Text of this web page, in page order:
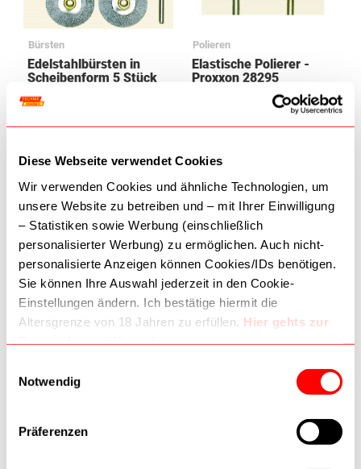
Diese Webseite verwendet Cookies
Wir verwenden Cookies und ähnliche Technologien, um
unsere Website zu betreiben und – mit Ihrer Einwilligung
– Statistiken sowie Werbung (einschließlich
personalisierter Werbung) zu ermöglichen. Auch nicht-
personalisierte Anzeigen können Cookies/IDs benötigen.
Sie können Ihre Auswahl jederzeit in den Cookie-
Einstellungen ändern. Ich bestätige hiermit die
Altersgrenze von 18 Jahren zu erfüllen. Hier gehts zur
Google Daten nutzt:
Wie Google Informationen von Websites/Apps nutzt
Verantwortungsvoller Umgang mit Geschäftsdaten
Notwendig
Präferenzen
Bürsten
Edelstahlbürsten in
Scheibenform 5 Stück
12,25 €
In den Warenkorb
Polieren
Elastische Polierer -
Proxxon 28295
In den Warenkorb
Zur Wunschliste
Polieren
Elastische
Geschossform -
Proxxon 28288
7,15 €
Zur Wunschliste
Elastische
Radform - Proxxon
In den Warenkorb